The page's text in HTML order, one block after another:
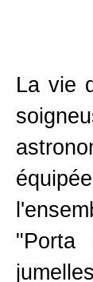
La vie
"Porta